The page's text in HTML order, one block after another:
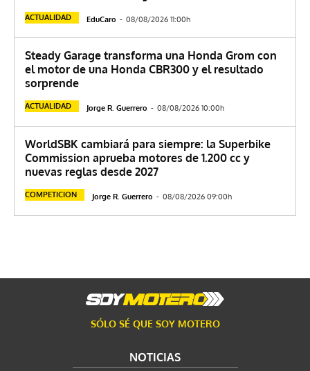
ACTUALIDAD EduCaro - 08/08/2026 11:00h
Steady Garage transforma una Honda Grom con
el motor de una Honda CBR300 y el resultado
sorprende
ACTUALIDAD Jorge R. Guerrero - 08/08/2026 10:00h
WorldSBK cambiará para siempre: la Superbike
Commission aprueba motores de 1.200 cc y
nuevas reglas desde 2027
COMPETICION Jorge R. Guerrero - 08/08/2026 09:00h
SÓLO SÉ QUE SOY MOTERO
NOTICIAS